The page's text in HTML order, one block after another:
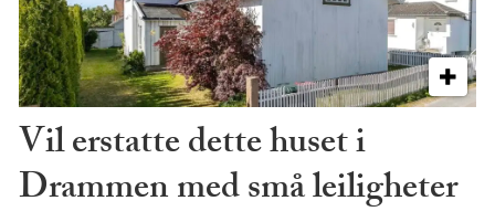
Vil erstatte dette huset i
Drammen med små leiligheter